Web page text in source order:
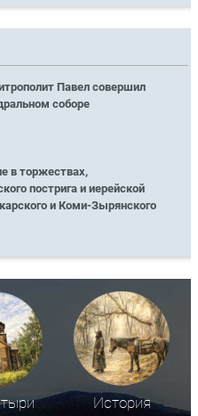
Павел совершил
соборе
в торжествах,
пострига и иерейской
и Коми-Зырянского
История